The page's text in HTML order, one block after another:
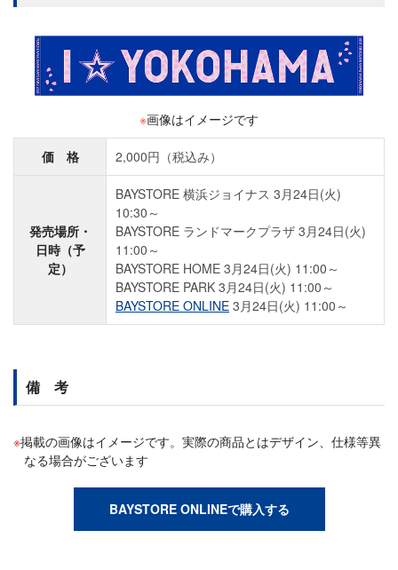
※画像はイメージです
価 格 2,000円（税込み）
発売場所・
日時（予
定）
BAYSTORE 横浜ジョイナス 3月24日(火)
10:30～
BAYSTORE ランドマークプラザ 3月24日(火)
11:00～
BAYSTORE HOME 3月24日(火) 11:00～
BAYSTORE PARK 3月24日(火) 11:00～
BAYSTORE ONLINE 3月24日(火) 11:00～
備 考
掲載の画像はイメージです。実際の商品とはデザイン、仕様等異
なる場合がございます
BAYSTORE ONLINEで購入する